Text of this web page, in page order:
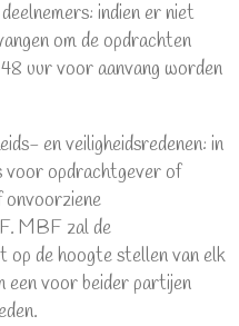
indien er niet
om de opdrachten
uur voor aanvang worden
en veiligheidsredenen: in
voor opdrachtgever of
onvoorziene
MBF zal de
de hoogte stellen van elk
een voor beider partijen